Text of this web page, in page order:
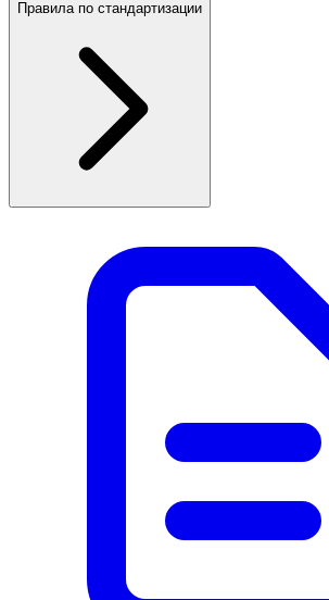
Правила по стандартизации